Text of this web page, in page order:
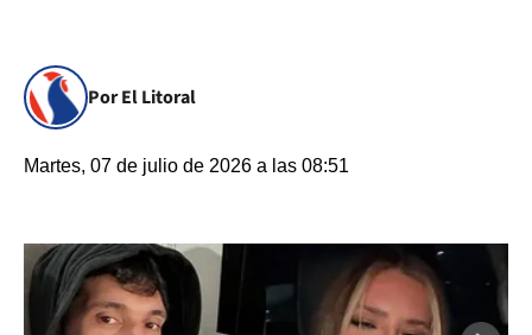
Por El Litoral
Martes, 07 de julio de 2026 a las 08:51